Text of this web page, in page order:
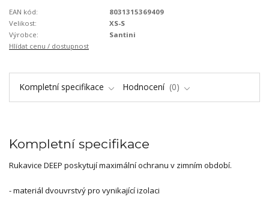
EAN kód:
8031315369409
Velikost:
XS-S
Výrobce:
Santini
Hlídat cenu / dostupnost
Kompletní specifikace Hodnocení 0
Kompletní specifikace
Rukavice DEEP poskytují maximální ochranu v zimním období.
- materiál dvouvrstvý pro vynikající izolaci